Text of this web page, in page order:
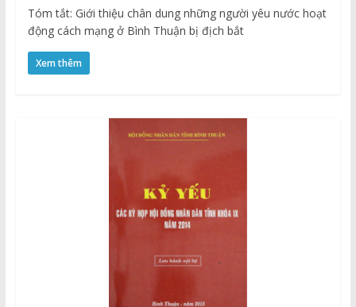
Tóm tắt: Giới thiệu chân dung những người yêu nước hoạt
động cách mạng ở Bình Thuận bị địch bắt
Xem thêm